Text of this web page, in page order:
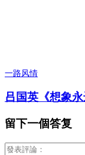
一路风情
吕国英《想象
留下一個答复